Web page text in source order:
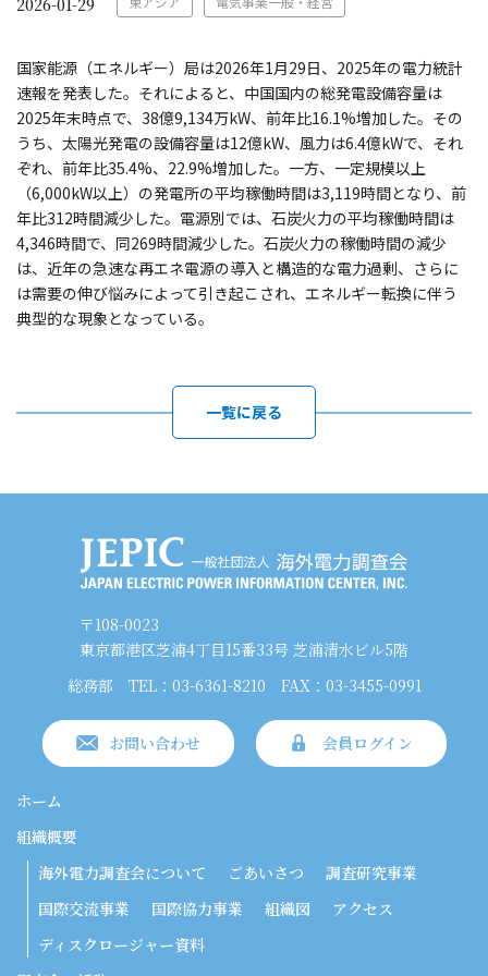
2026-01-29
国家能源（エネルギー）局は2026年1月29日、2025年の電力統計
速報を発表した。それによると、中国国内の総発電設備容量は
2025年末時点で、38億9,134万kW、前年比16.1%増加した。その
うち、太陽光発電の設備容量は12億kW、風力は6.4億kWで、それ
ぞれ、前年比35.4%、22.9%増加した。一方、一定規模以上
（6,000kW以上）の発電所の平均稼働時間は3,119時間となり、前
年比312時間減少した。電源別では、石炭火力の平均稼働時間は
4,346時間で、同269時間減少した。石炭火力の稼働時間の減少
は、近年の急速な再エネ電源の導入と構造的な電力過剰、さらに
は需要の伸び悩みによって引き起こされ、エネルギー転換に伴う
典型的な現象となっている。
一覧に戻る
〒108-0023
東京都港区芝浦4丁目15番33号 芝浦清水ビル5階
総務部
TEL：03-6361-8210 FAX：03-3455-0991
お問い合わせ 会員ログイン
ホーム
組織概要
海外電力調査会について
ごあいさつ
調査研究事業
国際交流事業
国際協力事業 組織図
アクセス
ディスクロージャー資料